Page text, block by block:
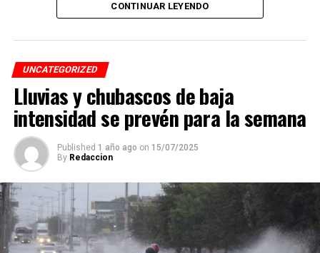
El conductor, identificado como Adán “N.”, de
fue interceptado por taxistas y jóvenes del Modelogar
en la avenida 12, entre calles 7 y 9, en la colonia Centro,
cuando se dirigía a descargar mercancía en el mercado
Revolución.
Pese a que el presunto responsable fue detenido,
familiares de la víctima denuncian que la investigación
fue manipulada.
Señalan directamente a la perito Johana Valero Sánchez
de alterar la escena del accidente y orientar el peritaje
para responsabilizar al hoy occiso, lo que derivó en la
liberación del operador del camión.
CONTINUAR LEYENDO
UNCATEGORIZED
Lluvias y chubascos de baja
intensidad se prevén para la semana
Published 1 año ago on 15/07/2025
By Redaccion